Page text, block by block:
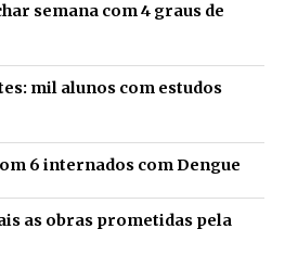
semana com 4 graus de
mil alunos com estudos
6 internados com Dengue
as obras prometidas pela